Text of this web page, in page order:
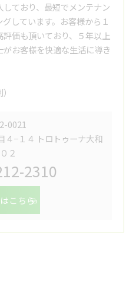
ており、最短でメンテナン
しています。お客様から１
価も頂いており、５年以上
お客様を快適な生活に導き
0021
４−１４ トロトゥーナ大和
２
2310
こちら